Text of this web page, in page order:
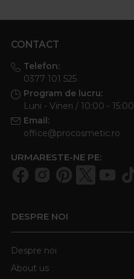
CONTACT
Telefon:
0377 101 525
Program de lucru:
Luni - Vineri / 10:00 - 15:00
Email:
office@procosmetic.ro
URMARESTE-NE PE:
DESPRE NOI
Despre noi
About us